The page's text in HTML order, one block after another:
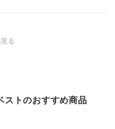
る
ストのおすすめ商品